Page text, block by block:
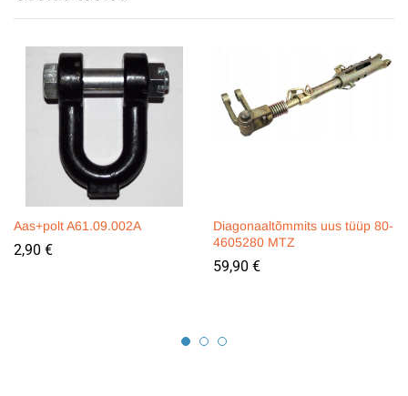
Aas+polt A61.09.002A
2,90 €
Diagonaaltõmmits uus tüüp 80-
4605280 MTZ
59,90 €